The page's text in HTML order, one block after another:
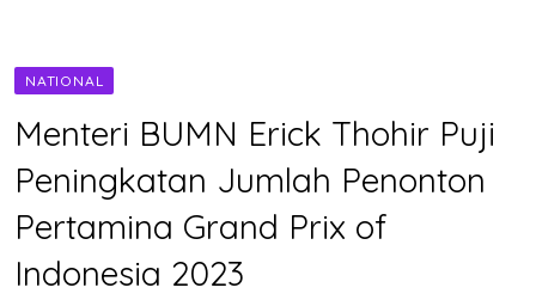
NATIONAL
Menteri BUMN Erick Thohir Puji
Peningkatan Jumlah Penonton
Pertamina Grand Prix of
Indonesia 2023